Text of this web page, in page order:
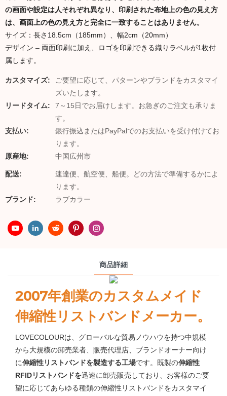
の画面や設定は人それぞれ異なり、印刷された布地上の色の見え方
は、画面上の色の見え方と完全に一致することはありません。
サイズ：長さ18.5cm（185mm）、幅2cm（20mm）
デザイン – 両面印刷に加え、ロゴを印刷できる織りラベルが1枚付
属します。
カスタマイズ:
ご要望に応じて、パターンやブランドをカスタマイ
ズいたします。
リードタイム:
7～15日でお届けします。お急ぎのご注文も承りま
す。
支払い:
銀行振込またはPayPalでのお支払いを受け付けてお
ります。
原産地:
中国広州市
配送:
速達便、航空便、船便。どの方法で準備するかによ
ります。
ブランド:
ラブカラー
商品詳細
2007年創業のカスタムメイド
伸縮性リストバンドメーカー。
LOVECOLOURは、グローバルな貿易ノウハウを持つ中規模
から大規模の卸売業者、販売代理店、ブランドオーナー向け
に伸縮性リストバンドを製造する工場です。既製の伸縮性
RFIDリストバンドを迅速に卸売販売しており、お客様のご要
望に応じてあらゆる種類の伸縮性リストバンドをカスタマイ